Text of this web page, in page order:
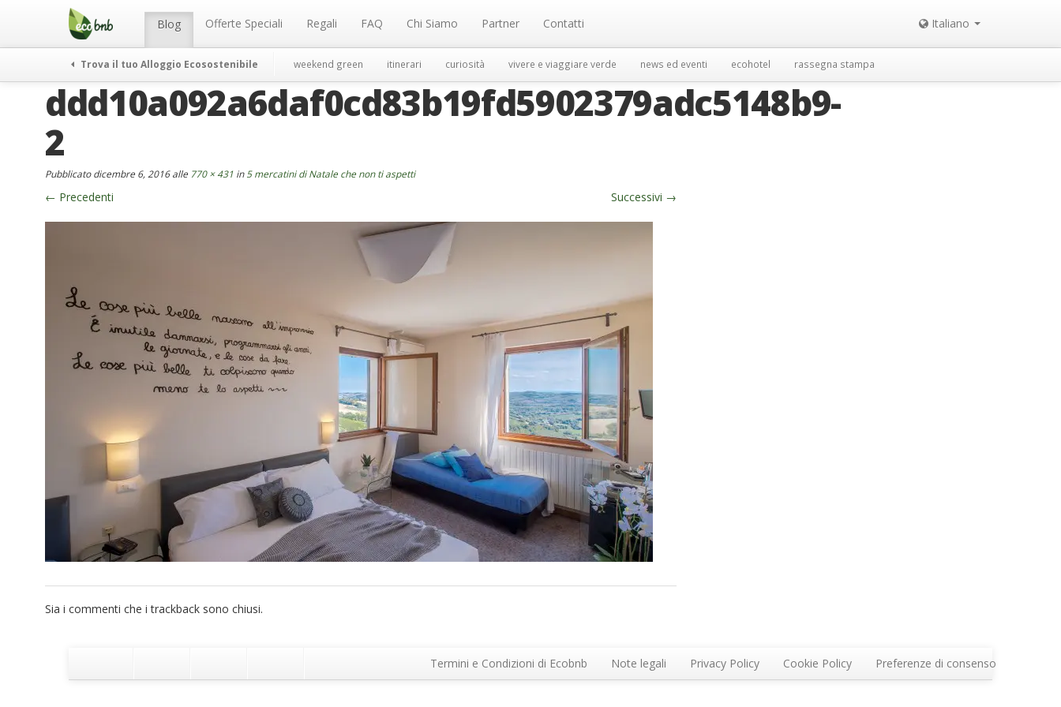
Menu Blog Offerte Speciali Regali FAQ Chi Siamo Partner Contatti Italiano
Trova il tuo Alloggio Ecosostenibile weekend green itinerari curiosità vivere e viaggiare verde news ed eventi ecohotel rassegna stampa
ddd10a092a6daf0cd83b19fd5902379adc5148b9-
2
Pubblicatodicembre 6, 2016alle 770 × 431 in 5 mercatini di Natale che non ti aspetti
← Precedenti Successivi →
Sia i commenti che i trackback sono chiusi.
Termini e Condizioni di Ecobnb Note legali Privacy Policy Cookie Policy Preferenze di consenso